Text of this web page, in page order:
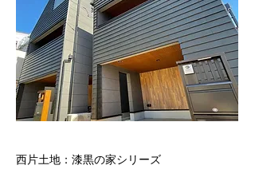
西片土地：漆黒の家シリーズ